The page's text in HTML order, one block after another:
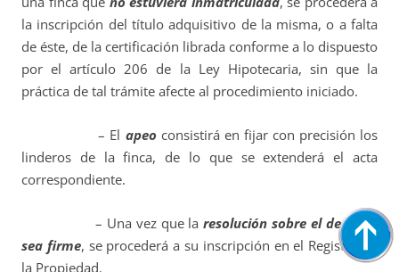
la inscripción del título adquisitivo de la misma, o a falta
de éste, de la certificación librada conforme a lo dispuesto
por el artículo 206 de la Ley Hipotecaria, sin que la
práctica de tal trámite afecte al procedimiento iniciado.
– El apeo consistirá en fijar con precisión los
linderos de la finca, de lo que se extenderá el acta
correspondiente.
– Una vez que laresolución sobre el deslinde
sea firme, se procederá a su inscripción en el Registro de
la Propiedad.